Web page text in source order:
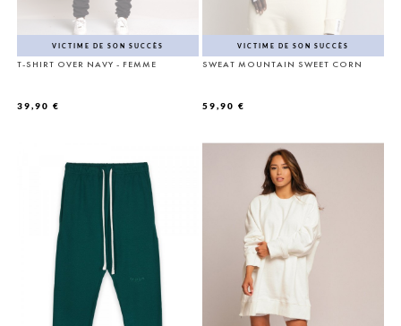
VICTIME DE SON SUCCÈS
T-SHIRT OVER NAVY - FEMME
39,90 €
VICTIME DE SON SUCCÈS
SWEAT MOUNTAIN SWEET CORN
59,90 €